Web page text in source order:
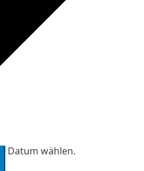
Datum wählen.